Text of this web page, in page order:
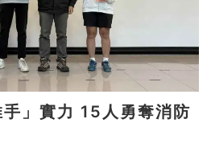
人勇奪消防